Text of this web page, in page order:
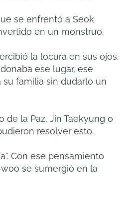
se enfrentó a Seok
en un monstruo.
la locura en sus ojos.
ese lugar, ese
su familia sin dudarlo un
de la Paz, Jin Taekyung o
resolver esto.
Con ese pensamiento
se sumergió en la